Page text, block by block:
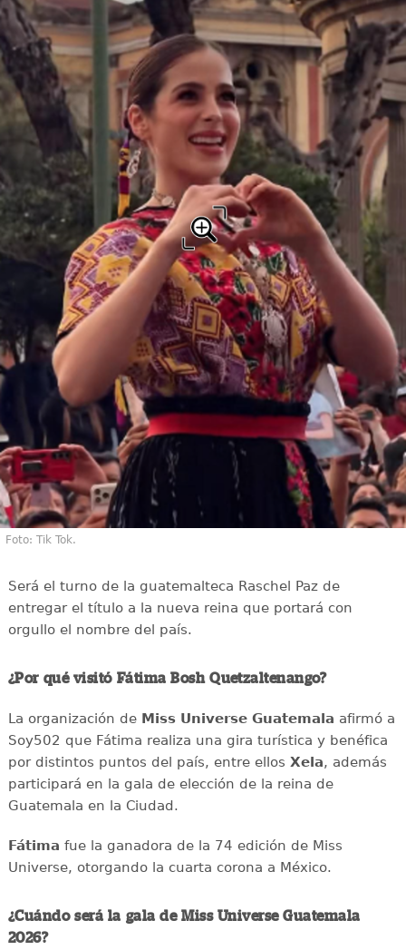
Foto: Tik Tok.
Será el turno de la guatemalteca Raschel Paz de
entregar el título a la nueva reina que portará con
orgullo el nombre del país.
¿Por qué visitó Fátima Bosh Quetzaltenango?
La organización de Miss Universe Guatemala afirmó a
Soy502 que Fátima realiza una gira turística y benéfica
por distintos puntos del país, entre ellos Xela, además
participará en la gala de elección de la reina de
Guatemala en la Ciudad.
Fátima fue la ganadora de la 74 edición de Miss
Universe, otorgando la cuarta corona a México.
¿Cuándo será la gala de Miss Universe Guatemala
2026?